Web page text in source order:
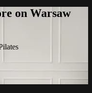
on Warsaw